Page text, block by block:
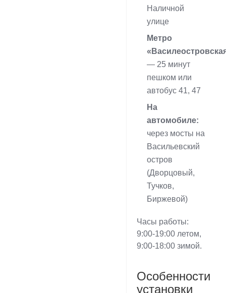
Наличной
улице
Метро
— 25 минут
пешком или
автобус 41, 47
На
автомобиле:
через мосты на
Васильевский
остров
(Дворцовый,
Тучков,
Биржевой)
Часы работы:
9:00-19:00 летом,
9:00-18:00 зимой.
Особенности
установки